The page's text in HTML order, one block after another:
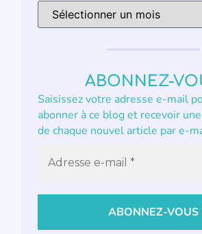
ABONNEZ-
Saisissez votre adresse e-mail
abonner à ce blog et recevoir
de chaque nouvel article par e-